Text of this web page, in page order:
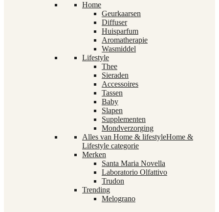
Home
Geurkaarsen
Diffuser
Huisparfum
Aromatherapie
Wasmiddel
Lifestyle
Thee
Sieraden
Accessoires
Tassen
Baby
Slapen
Supplementen
Mondverzorging
Alles van Home & lifestyleHome &
Lifestyle categorie
Merken
Santa Maria Novella
Laboratorio Olfattivo
Trudon
Trending
Melograno